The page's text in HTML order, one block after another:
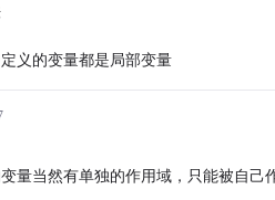
义的变量都是局部变量
量当然有单独的作用域，只能被自己